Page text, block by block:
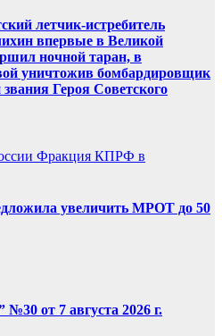
летчик-истребитель
впервые в Великой
ночной таран, в
уничтожив бомбардировщик
Героя Советского
Фракция КПРФ в
увеличить МРОТ до 50
№30 от 7 августа 2026 г.